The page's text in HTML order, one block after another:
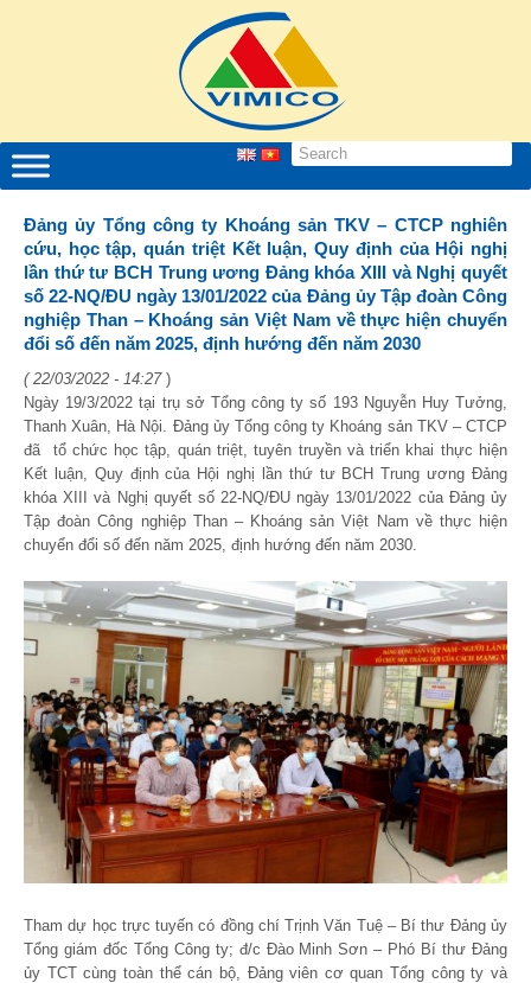
Đảng ủy Tổng công ty Khoáng sản TKV – CTCP nghiên
cứu, học tập, quán triệt Kết luận, Quy định của Hội nghị
lần thứ tư BCH Trung ương Đảng khóa XIII và Nghị quyết
số 22-NQ/ĐU ngày 13/01/2022 của Đảng ủy Tập đoàn Công
nghiệp Than – Khoáng sản Việt Nam về thực hiện chuyển
đổi số đến năm 2025, định hướng đến năm 2030
( 22/03/2022 - 14:27)
Ngày 19/3/2022 tại trụ sở Tổng công ty số 193 Nguyễn Huy Tưởng,
Thanh Xuân, Hà Nội. Đảng ủy Tổng công ty Khoáng sản TKV – CTCP
đã tổ chức học tập, quán triệt, tuyên truyền và triển khai thực hiện
Kết luận, Quy định của Hội nghị lần thứ tư BCH Trung ương Đảng
khóa XIII và Nghị quyết số 22-NQ/ĐU ngày 13/01/2022 của Đảng ủy
Tập đoàn Công nghiệp Than – Khoáng sản Việt Nam về thực hiện
chuyển đổi số đến năm 2025, định hướng đến năm 2030.
Tham dự học trực tuyến có đồng chí Trịnh Văn Tuệ – Bí thư Đảng ủy
Tổng giám đốc Tổng Công ty; đ/c Đào Minh Sơn – Phó Bí thư Đảng
ủy TCT cùng toàn thể cán bộ, Đảng viên cơ quan Tổng công ty và